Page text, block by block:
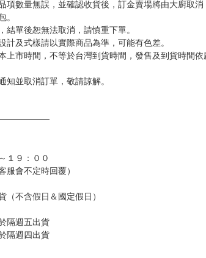
頁印刷瑕疵例外)
訊大廚協助。
作天內未有任何反應，將直接加入黑名單，還請下
最終公布為主。
延後出版，還請注意。
程錄影拍照存證，以保障買賣家雙方權益。
。
結單後恕無法取消，請慎重下單。
計及式樣請以實際商品為準，可能有色差。
知並取消訂單，敬請諒解。